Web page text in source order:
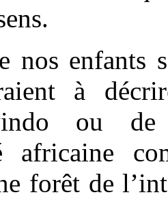
nos enfants
à
Ivindo ou
africaine
forêt de